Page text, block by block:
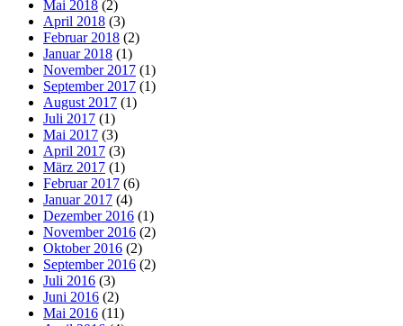
Mai 2018 (2)
April 2018 (3)
Februar 2018 (2)
Januar 2018 (1)
November 2017 (1)
September 2017 (1)
August 2017 (1)
Juli 2017 (1)
Mai 2017 (3)
April 2017 (3)
März 2017 (1)
Februar 2017 (6)
Januar 2017 (4)
Dezember 2016 (1)
November 2016 (2)
Oktober 2016 (2)
September 2016 (2)
Juli 2016 (3)
Juni 2016 (2)
Mai 2016 (11)